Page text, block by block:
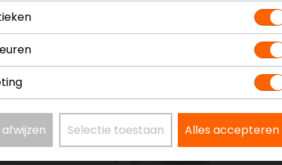
Selectie toestaan Alles accepteren